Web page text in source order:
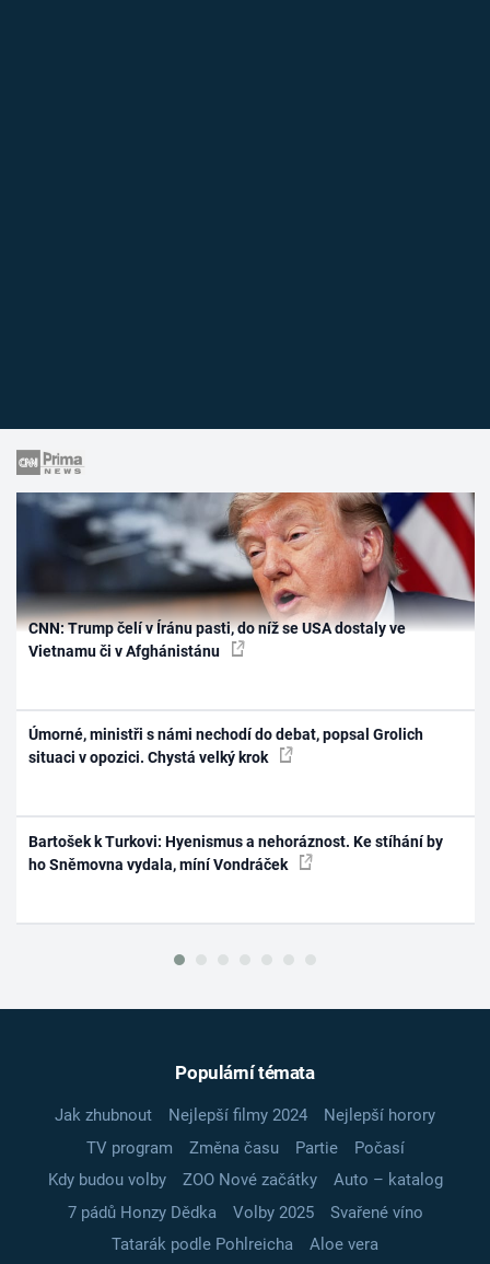
CNN: Trump čelí v Íránu pasti, do níž se USA dostaly ve
Vietnamu či v Afghánistánu
Úmorné, ministři s námi nechodí do debat, popsal Grolich
situaci v opozici. Chystá velký krok
Bartošek k Turkovi: Hyenismus a nehoráznost. Ke stíhání by
ho Sněmovna vydala, míní Vondráček
Populární témata
Jak zhubnout Nejlepší filmy 2024
Nejlepší horory
TV program
Změna času Partie
Počasí
Kdy budou volby
ZOO Nové začátky
Auto – katalog
7 pádů Honzy Dědka
Volby 2025
Svařené víno
Tatarák podle Pohlreicha
Aloe vera